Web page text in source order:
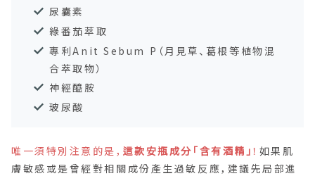
尿囊素
綠番茄萃取
專利Anit Sebum P（月見草、葛根等植物混
合萃取物）
神經醯胺
玻尿酸
唯一須特別注意的是， 這款安瓶成分「含有酒精」 ！ 如果肌
膚敏感或是曾經對相關成份產生過敏反應，建議先局部進